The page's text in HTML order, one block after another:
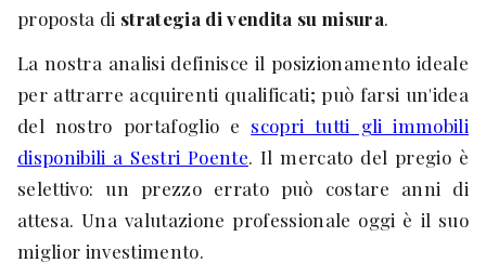
proposta di strategia di vendita su misura.
La nostra analisi definisce il posizionamento ideale
per attrarre acquirenti qualificati; può farsi un'idea
del nostro portafoglio e scopri tutti gli immobili
disponibili a Sestri Poente. Il mercato del pregio è
selettivo: un prezzo errato può costare anni di
attesa. Una valutazione professionale oggi è il suo
miglior investimento.